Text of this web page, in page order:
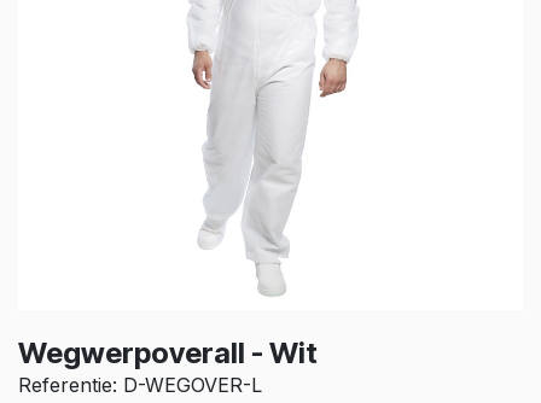
Wegwerpoverall - Wit
Referentie: D-WEGOVER-L